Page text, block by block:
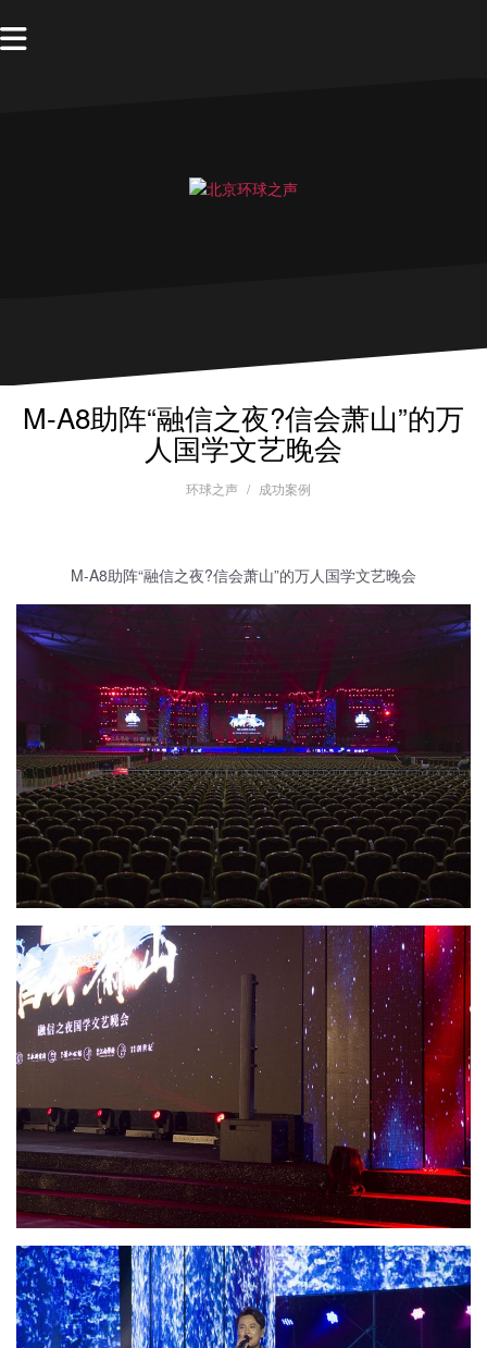
M-A8助阵“融信之夜?信会萧山”的万
人国学文艺晚会
环球之声 成功案例
M-A8助阵“融信之夜?信会萧山”的万人国学文艺晚会